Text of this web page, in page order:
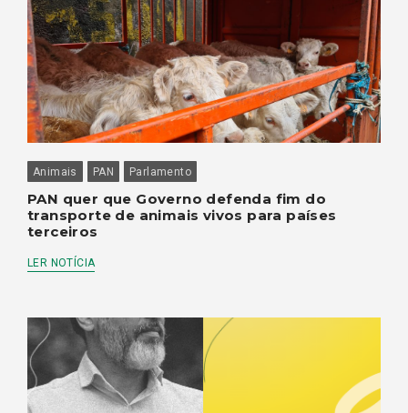
Animais PAN Parlamento
PAN quer que Governo defenda fim do
transporte de animais vivos para países
terceiros
LER NOTÍCIA